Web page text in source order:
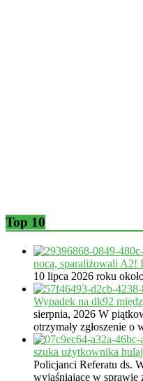
Top 10
nocą, sparaliżowali A2!
10 lipca 2026 roku
Wypadek na dk92
sierpnia, 2026 W
otrzymały zgłoszenie
szuka użytkownika
Policjanci Referatu ds.
wyjaśniające w